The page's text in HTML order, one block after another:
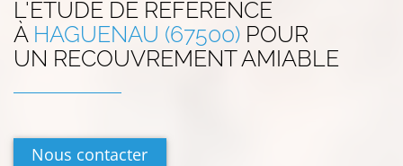
L'ÉTUDE DE RÉFÉRENCE
À HAGUENAU (67500) POUR
UN RECOUVREMENT AMIABLE
Nous contacter